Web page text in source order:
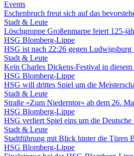
Events
Eschenbruch freut sich auf das
Stadt & Leute
Löschgruppe Großenmarpe feiert 125-
HSG Blomberg-Lippe
HSG ist nach 22:26 gegen Ludwigsburg
Stadt & Leute
Kein Charles Dickens-Festival in diesem
HSG Blomberg-Lippe
HSG will drittes Spiel um die
Stadt & Leute
Straße »Zum Niederntor« ab dem 26.
HSG Blomberg-Lippe
HSG verliert Spiel eins um die Deutsche
Stadt & Leute
Stadtführung mit Blick hinter die Türen
HSG Blomberg-Lippe